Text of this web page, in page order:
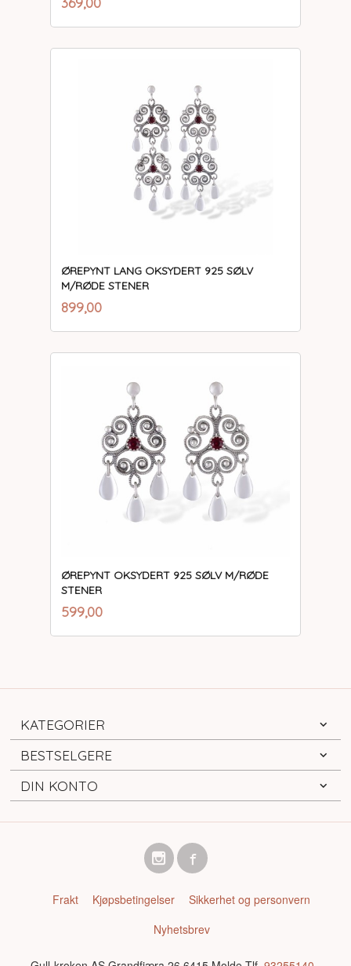
mva.
ØREPYNT LANG OKSYDERT 925 SØLV
M/RØDE STENER
Pris
899,00mva.
ØREPYNT OKSYDERT 925 SØLV M/RØDE
STENER
Pris
599,00mva.
KATEGORIER
BESTSELGERE
DIN KONTO
Frakt Kjøpsbetingelser
Sikkerhet og personvern
Nyhetsbrev